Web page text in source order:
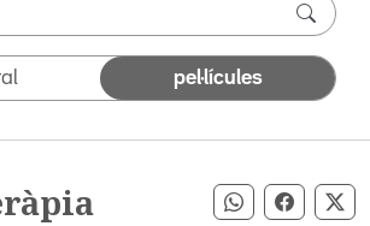
pel·lícules
Compartir